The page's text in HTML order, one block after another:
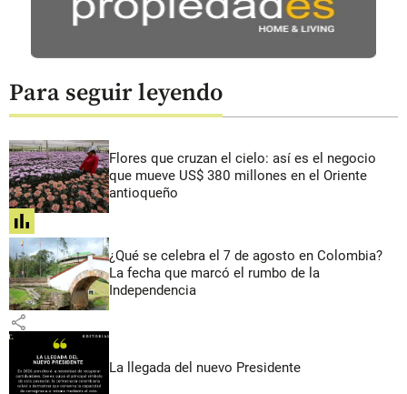
Para seguir leyendo
Flores que cruzan el cielo: así es el negocio
que mueve US$ 380 millones en el Oriente
antioqueño
share
¿Qué se celebra el 7 de agosto en Colombia?
La fecha que marcó el rumbo de la
Independencia
share
La llegada del nuevo Presidente